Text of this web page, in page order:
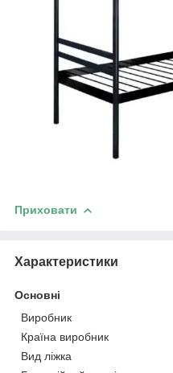
Приховати
Характеристики
Основні
Виробник
Країна виробник
Вид ліжка